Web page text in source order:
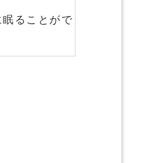
ることがで